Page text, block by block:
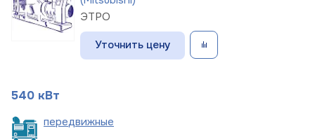
ЭТРО
Уточнить цену
540 кВт
передвижные